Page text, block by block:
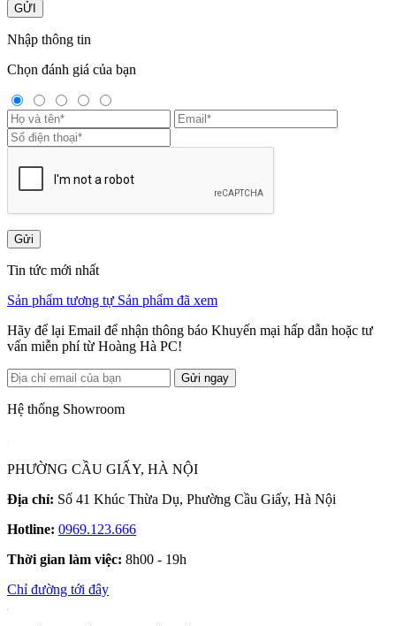
GỬI
Nhập thông tin
Chọn đánh giá của bạn
Gửi
Tin tức mới nhất
Sản phẩm tương tự Sản phẩm đã xem
Hãy để lại Email để nhận thông báo Khuyến mại hấp dẫn hoặc tư
vấn miễn phí từ Hoàng Hà PC!
Gửi ngay
Hệ thống Showroom
PHƯỜNG CẦU GIẤY, HÀ NỘI
Địa chỉ: Số 41 Khúc Thừa Dụ, Phường Cầu Giấy, Hà Nội
Hotline: 0969.123.666
Thời gian làm việc: 8h00 - 19h
Chỉ đường tới đây